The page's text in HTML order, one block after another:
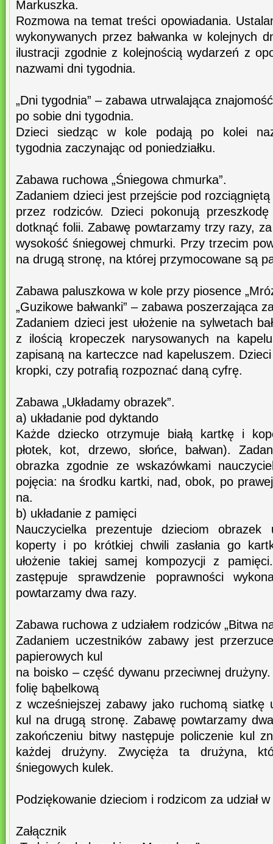
Markuszka.
Rozmowa na temat treści opowiadania.
wykonywanych przez bałwanka w kolejnych
ilustracji zgodnie z kolejnością wydarzeń z
nazwami dni tygodnia.
„Dni tygodnia” – zabawa utrwalająca
po sobie dni tygodnia.
Dzieci siedząc w kole podają po kolei
tygodnia zaczynając od poniedziałku.
Zabawa ruchowa „Śniegowa chmurka”.
Zadaniem dzieci jest przejście pod
przez rodziców. Dzieci pokonują
dotknąć folii. Zabawę powtarzamy trzy razy,
wysokość śniegowej chmurki. Przy trzecim
na drugą stronę, na której przymocowane są
Zabawa paluszkowa w kole przy piosence
„Guzikowe bałwanki” – zabawa poszerzająca
Zadaniem dzieci jest ułożenie na sylwetach
z ilością kropeczek narysowanych na
zapisaną na karteczce nad kapeluszem.
kropki, czy potrafią rozpoznać daną cyfrę.
Zabawa „Układamy obrazek”.
a) układanie pod dyktando
Każde dziecko otrzymuje białą kartkę i
płotek, kot, drzewo, słońce, bałwan).
obrazka zgodnie ze wskazówkami
pojęcia: na środku kartki, nad, obok, po
na.
b) układanie z pamięci
Nauczycielka prezentuje dzieciom
koperty i po krótkiej chwili zasłania go
ułożenie takiej samej kompozycji z
zastępuje sprawdzenie poprawności
powtarzamy dwa razy.
Zabawa ruchowa z udziałem rodziców „Bitwa
Zadaniem uczestników zabawy jest
papierowych kul
na boisko – część dywanu przeciwnej
folię bąbelkową
z wcześniejszej zabawy jako ruchomą siatkę
kul na drugą stronę. Zabawę powtarzamy
zakończeniu bitwy następuje policzenie kul
każdej drużyny. Zwycięża ta drużyna,
śniegowych kulek.
Podziękowanie dzieciom i rodzicom za udział
Załącznik